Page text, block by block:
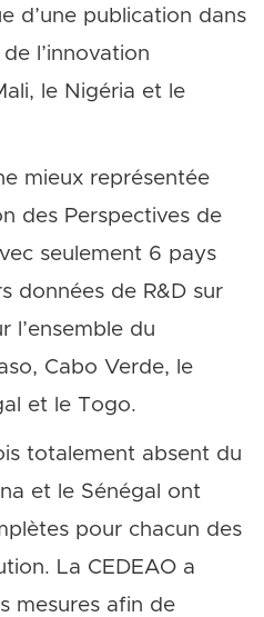
d’une publication dans
l’innovation
le Nigéria et le
mieux représentée
des Perspectives de
seulement 6 pays
données de R&D sur
l’ensemble du
Cabo Verde, le
et le Togo.
totalement absent du
et le Sénégal ont
pour chacun des
La CEDEAO a
mesures afin de